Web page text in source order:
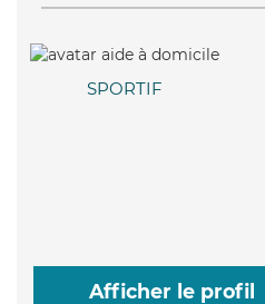
SPORTIF
Afficher le profil